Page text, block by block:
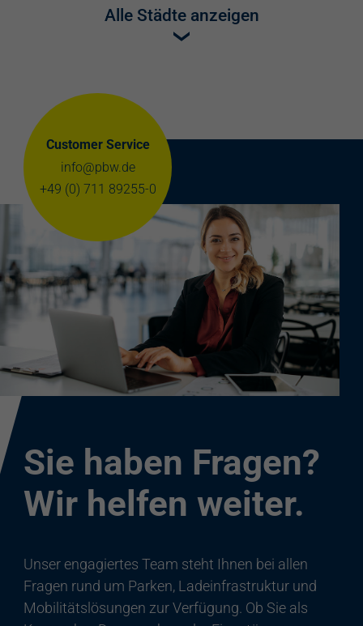
Alle Städte anzeigen
Customer Service
info@pbw.de
+49 (0) 711 89255-0
Sie haben Fragen?
Wir helfen weiter.
Unser engagiertes Team steht Ihnen bei allen
Fragen rund um Parken, Ladeinfrastruktur und
Mobilitätslösungen zur Verfügung. Ob Sie als